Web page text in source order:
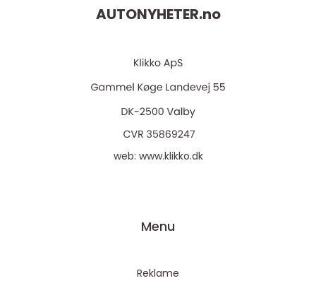
AUTONYHETER.no
web: www.klikko.dk
Menu
Reklame